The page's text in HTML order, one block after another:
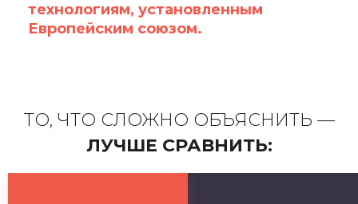
технологиям, установленным
Европейским союзом.
ТО, ЧТО СЛОЖНО ОБЪЯСНИТЬ —
ЛУЧШЕ СРАВНИТЬ: